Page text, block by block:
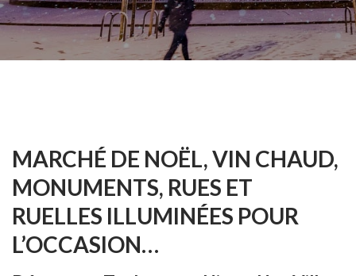
MARCHÉ DE NOËL, VIN CHAUD,
MONUMENTS, RUES ET
RUELLES ILLUMINÉES POUR
L’OCCASION…